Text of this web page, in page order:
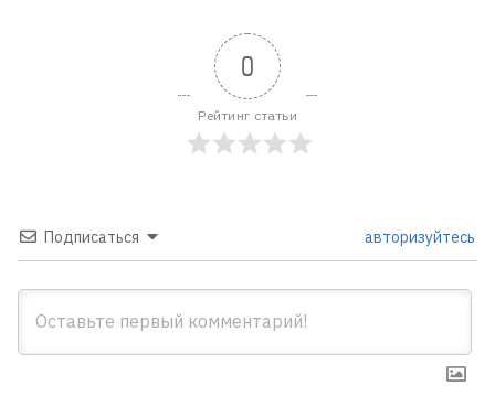
0
Рейтинг статьи
Подписаться авторизуйтесь